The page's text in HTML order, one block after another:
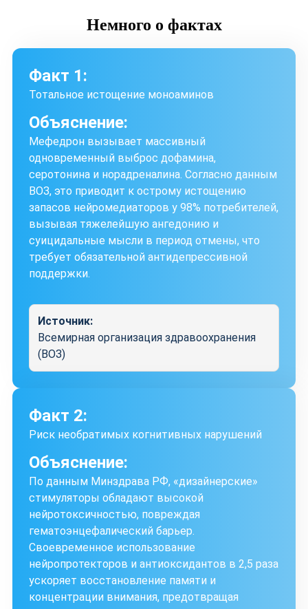
Немного о фактах
Факт 1:
Тотальное истощение моноаминов
Объяснение:
Мефедрон вызывает массивный
одновременный выброс дофамина,
серотонина и норадреналина. Согласно данным
ВОЗ, это приводит к острому истощению
запасов нейромедиаторов у 98% потребителей,
вызывая тяжелейшую ангедонию и
суицидальные мысли в период отмены, что
требует обязательной антидепрессивной
поддержки.
Источник:
Всемирная организация здравоохранения
(ВОЗ)
Факт 2:
Риск необратимых когнитивных нарушений
Объяснение:
По данным Минздрава РФ, «дизайнерские»
стимуляторы обладают высокой
нейротоксичностью, повреждая
гематоэнцефалический барьер.
Своевременное использование
нейропротекторов и антиоксидантов в 2,5 раза
ускоряет восстановление памяти и
концентрации внимания, предотвращая